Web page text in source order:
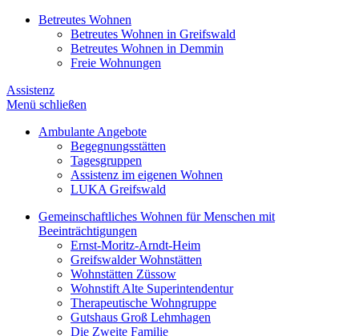
Betreutes Wohnen
Betreutes Wohnen in Greifswald
Betreutes Wohnen in Demmin
Freie Wohnungen
Assistenz
Menü schließen
Ambulante Angebote
Begegnungsstätten
Tagesgruppen
Assistenz im eigenen Wohnen
LUKA Greifswald
Gemeinschaftliches Wohnen für Menschen mit
Beeinträchtigungen
Ernst-Moritz-Arndt-Heim
Greifswalder Wohnstätten
Wohnstätten Züssow
Wohnstift Alte Superintendentur
Therapeutische Wohngruppe
Gutshaus Groß Lehmhagen
Die Zweite Familie